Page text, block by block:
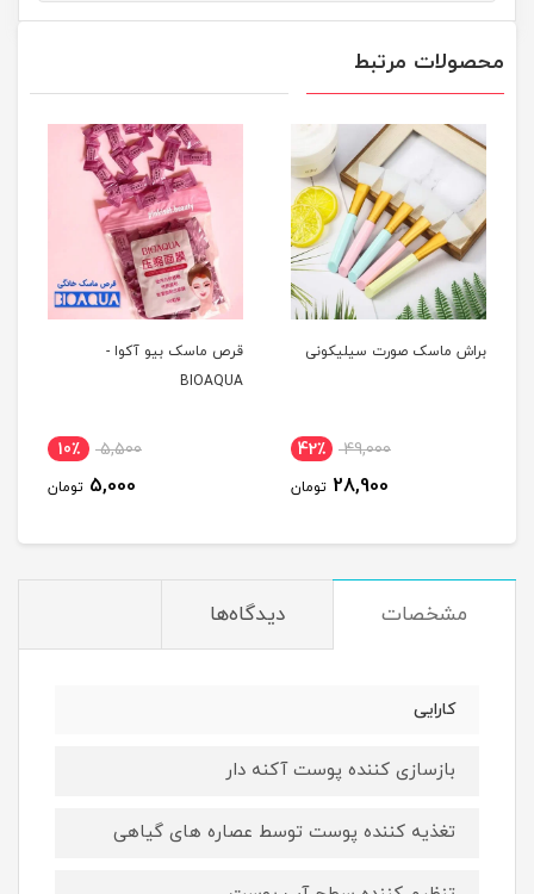
محصولات مرتبط
براش ماسک صورت سیلیکونی
49,000 42٪
28,900 تومان
قرص ماسک بیو آکوا -
BIOAQUA
5,500 10٪
5,000 تومان
مشخصات دیدگاه‌ها
کارایی
بازسازی کننده پوست آکنه دار
تغذیه کننده پوست توسط عصاره های گیاهی